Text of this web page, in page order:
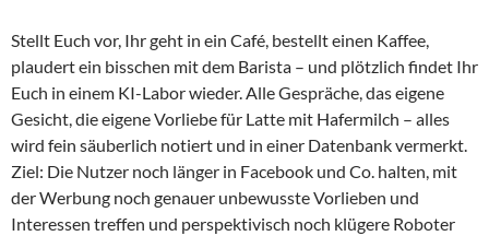
Stellt Euch vor, Ihr geht in ein Café, bestellt einen Kaffee,
plaudert ein bisschen mit dem Barista – und plötzlich findet Ihr
Euch in einem KI-Labor wieder. Alle Gespräche, das eigene
Gesicht, die eigene Vorliebe für Latte mit Hafermilch – alles
wird fein säuberlich notiert und in einer Datenbank vermerkt.
Ziel: Die Nutzer noch länger in Facebook und Co. halten, mit
der Werbung noch genauer unbewusste Vorlieben und
Interessen treffen und perspektivisch noch klügere Roboter